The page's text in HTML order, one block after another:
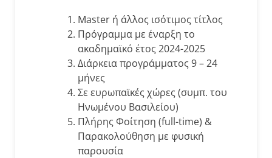
Master ή άλλος ισότιμος τίτλος
Πρόγραμμα με έναρξη το
ακαδημαϊκό έτος 2024-2025
Διάρκεια προγράμματος 9 – 24
μήνες
Σε ευρωπαϊκές χώρες (συμπ. του
Ηνωμένου Βασιλείου)
Πλήρης Φοίτηση (full-time) &
Παρακολούθηση με φυσική
παρουσία